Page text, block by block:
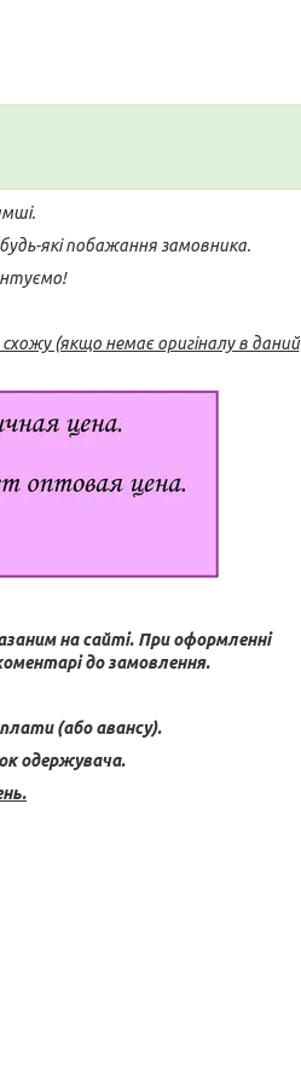
які побажання замовника.
(якщо немає оригіналу в даний
на сайті. При оформленні
до замовлення.
(або авансу).
одержувача.